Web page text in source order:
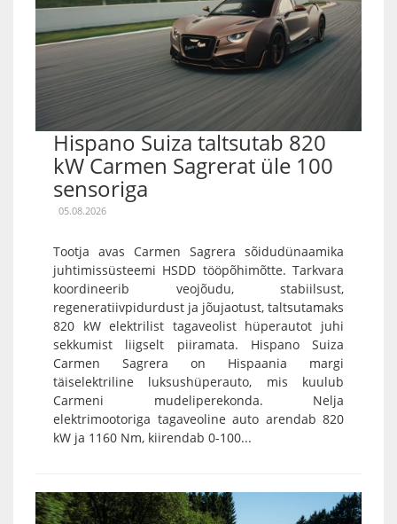
Hispano Suiza taltsutab 820
kW Carmen Sagrerat üle 100
sensoriga
05.08.2026
Tootja avas Carmen Sagrera sõidudünaamika
juhtimissüsteemi HSDD tööpõhimõtte. Tarkvara
koordineerib veojõudu, stabiilsust,
regeneratiivpidurdust ja jõujaotust, taltsutamaks
820 kW elektrilist tagaveolist hüperautot juhi
sekkumist liigselt piiramata. Hispano Suiza
Carmen Sagrera on Hispaania margi
täiselektriline luksushüperauto, mis kuulub
Carmeni mudeliperekonda. Nelja
elektrimootoriga tagaveoline auto arendab 820
kW ja 1160 Nm, kiirendab 0-100...